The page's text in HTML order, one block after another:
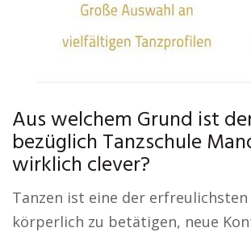
Aus welchem Grund ist
bezüglich Tanzschule
wirklich clever?
Tanzen ist eine der erfreulichsten
körperlich zu betätigen, neue